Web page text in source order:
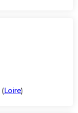
(Loire)